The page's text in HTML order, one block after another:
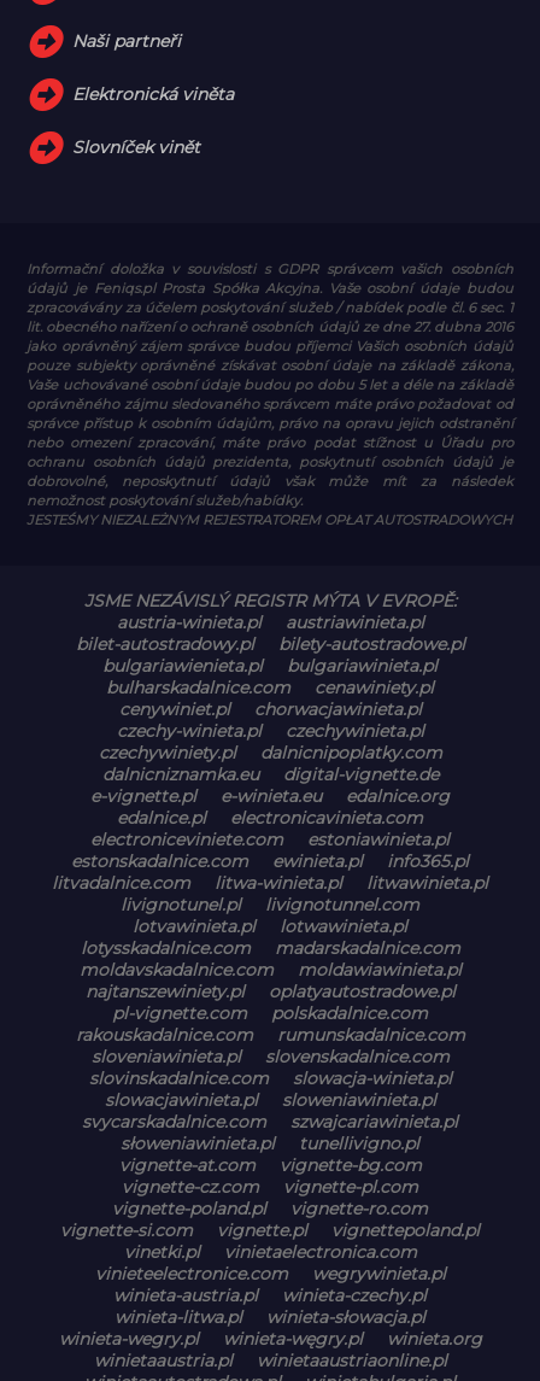
Naši partneři
Elektronická viněta
Slovníček vinět
Informační doložka v souvislosti s GDPR správcem vašich osobních
údajů je Feniqs.pl Prosta Spółka Akcyjna. Vaše osobní údaje budou
zpracovávány za účelem poskytování služeb / nabídek podle čl. 6 sec. 1
lit. obecného nařízení o ochraně osobních údajů ze dne 27. dubna 2016
jako oprávněný zájem správce budou příjemci Vašich osobních údajů
pouze subjekty oprávněné získávat osobní údaje na základě zákona,
Vaše uchovávané osobní údaje budou po dobu 5 let a déle na základě
oprávněného zájmu sledovaného správcem máte právo požadovat od
správce přístup k osobním údajům, právo na opravu jejich odstranění
nebo omezení zpracování, máte právo podat stížnost u Úřadu pro
ochranu osobních údajů prezidenta, poskytnutí osobních údajů je
dobrovolné, neposkytnutí údajů však může mít za následek
nemožnost poskytování služeb/nabídky.
JESTEŚMY NIEZALEŻNYM REJESTRATOREM OPŁAT AUTOSTRADOWYCH
JSME NEZÁVISLÝ REGISTR MÝTA V EVROPĚ:
austria-winieta.pl
austriawinieta.pl
bilet-autostradowy.pl
bilety-autostradowe.pl
bulgariawienieta.pl
bulgariawinieta.pl
bulharskadalnice.com
cenawiniety.pl
cenywiniet.pl
chorwacjawinieta.pl
czechy-winieta.pl
czechywinieta.pl
czechywiniety.pl
dalnicnipoplatky.com
dalnicniznamka.eu
digital-vignette.de
e-vignette.pl
e-winieta.eu
edalnice.org
edalnice.pl
electronicavinieta.com
electroniceviniete.com
estoniawinieta.pl
estonskadalnice.com
ewinieta.pl
info365.pl
litvadalnice.com
litwa-winieta.pl
litwawinieta.pl
livignotunel.pl
livignotunnel.com
lotvawinieta.pl
lotwawinieta.pl
lotysskadalnice.com
madarskadalnice.com
moldavskadalnice.com
moldawiawinieta.pl
najtanszewiniety.pl
oplatyautostradowe.pl
pl-vignette.com
polskadalnice.com
rakouskadalnice.com
rumunskadalnice.com
sloveniawinieta.pl
slovenskadalnice.com
slovinskadalnice.com
slowacja-winieta.pl
slowacjawinieta.pl
sloweniawinieta.pl
svycarskadalnice.com
szwajcariawinieta.pl
słoweniawinieta.pl
tunellivigno.pl
vignette-at.com
vignette-bg.com
vignette-cz.com
vignette-pl.com
vignette-poland.pl
vignette-ro.com
vignette-si.com
vignette.pl
vignettepoland.pl
vinetki.pl
vinietaelectronica.com
vinieteelectronice.com
wegrywinieta.pl
winieta-austria.pl
winieta-czechy.pl
winieta-litwa.pl
winieta-słowacja.pl
winieta-wegry.pl
winieta-węgry.pl
winieta.org
winietaaustria.pl
winietaaustriaonline.pl